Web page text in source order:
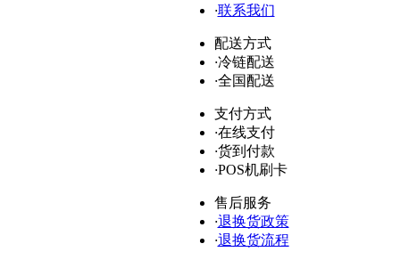
·联系我们
配送方式
·冷链配送
·全国配送
支付方式
·在线支付
·货到付款
·POS机刷卡
售后服务
·退换货政策
·退换货流程